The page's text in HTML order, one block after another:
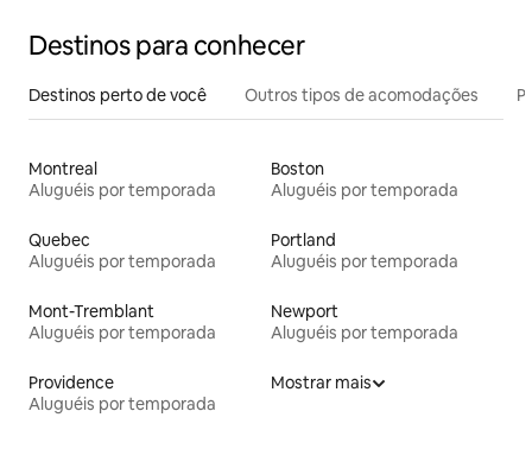
Destinos para conhecer
Destinos perto de você Outros tipos de acomodações
Montreal
Aluguéis por temporada
Boston
Aluguéis por temporada
Quebec
Aluguéis por temporada
Portland
Aluguéis por temporada
Mont-Tremblant
Aluguéis por temporada
Newport
Aluguéis por temporada
Providence
Aluguéis por temporada
Mostrar mais